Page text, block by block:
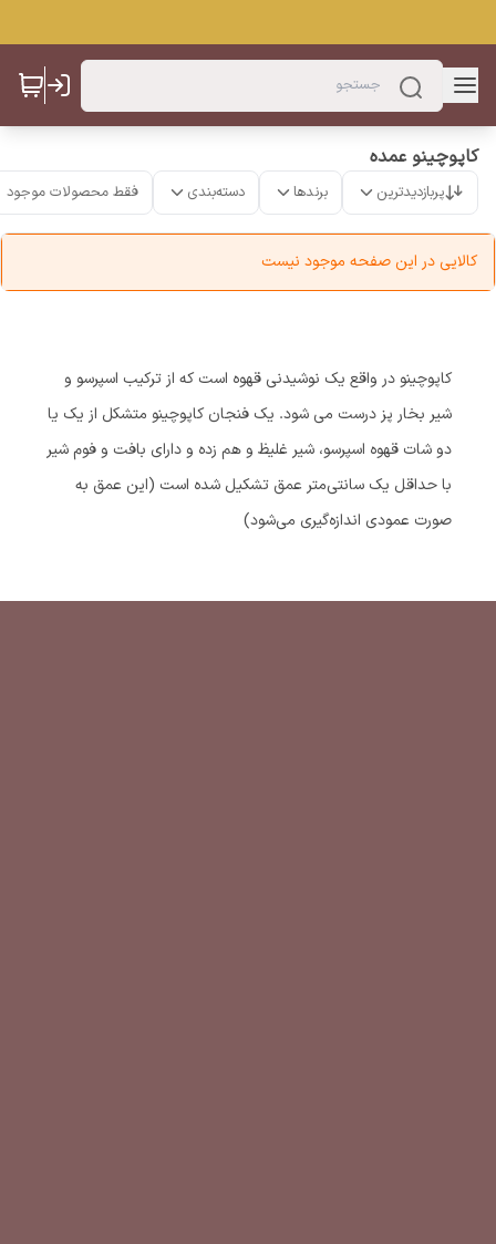
کاپوچینو عمده
پربازدیدترین برندها دسته‌بندی فقط محصولات موجود
کالایی در این صفحه موجود نیست
کاپوچینو در واقع یک نوشیدنی قهوه است که از ترکیب اسپرسو و
شیر بخار پز درست می شود. یک فنجان کاپوچینو متشکل از یک یا
دو شات قهوه اسپرسو، شیر غلیظ و هم زده و دارای بافت و فوم شیر
با حداقل یک سانتی‌متر عمق تشکیل شده است (این عمق به
صورت عمودی اندازه‌گیری می‌شود)